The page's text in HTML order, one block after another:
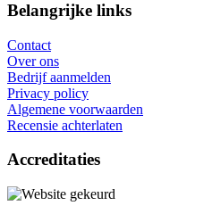
Belangrijke links
Contact
Over ons
Bedrijf aanmelden
Privacy policy
Algemene voorwaarden
Recensie achterlaten
Accreditaties